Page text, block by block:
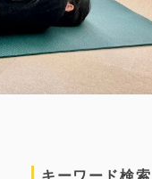
キーワード検索